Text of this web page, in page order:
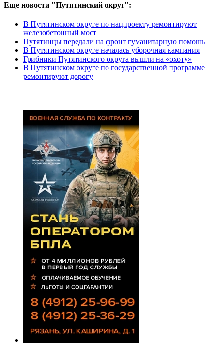
Еще новости "Путятинский округ":
В Путятинском округе по нацпроекту ремонтируют
железобетонный мост
Путятинцы передали на фронт гуманитарную помощь
В Путятинском округе началась уборочная кампания
Грибники Путятинского округа вышли на «охоту»
В Путятинском округе по государственной программе
ремонтируют дорогу